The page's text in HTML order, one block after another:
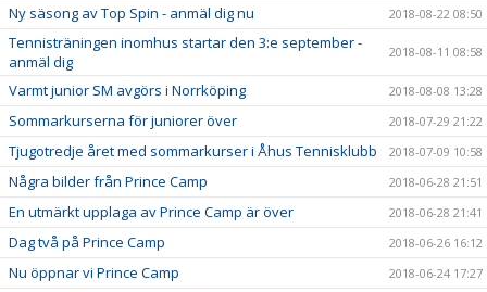
Ny säsong av Top Spin - anmäl dig nu 2018-08-22 08:50
Tennisträningen inomhus startar den 3:e september -
anmäl dig
2018-08-11 08:58
Varmt junior SM avgörs i Norrköping 2018-08-08 13:28
Sommarkurserna för juniorer över 2018-07-29 21:22
Tjugotredje året med sommarkurser i Åhus Tennisklubb 2018-07-09 10:58
Några bilder från Prince Camp 2018-06-28 21:51
En utmärkt upplaga av Prince Camp är över 2018-06-28 21:41
Dag två på Prince Camp 2018-06-26 16:12
Nu öppnar vi Prince Camp 2018-06-24 17:27